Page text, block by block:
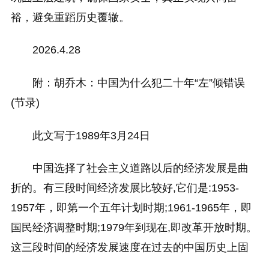
裕，避免重蹈历史覆辙。
2026.4.28
附：胡乔木：中国为什么犯二十年“左”倾错误
(节录)
此文写于1989年3月24日
中国选择了社会主义道路以后的经济发展是曲
折的。有三段时间经济发展比较好,它们是:1953-
1957年，即第一个五年计划时期;1961-1965年，即
国民经济调整时期;1979年到现在,即改革开放时期。
这三段时间的经济发展速度在过去的中国历史上固